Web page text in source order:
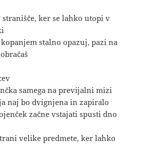
ker se lahko utopi v
stalno opazuj, pazi na
samega na previjalni mizi
naj bo dvignjena in zapiralo
začne vstajati spusti dno
velike predmete, ker lahko